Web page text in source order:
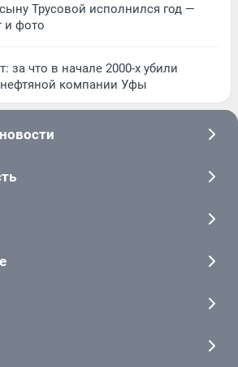
Трусовой исполнился год —
и фото
за что в начале 2000-х убили
компании Уфы